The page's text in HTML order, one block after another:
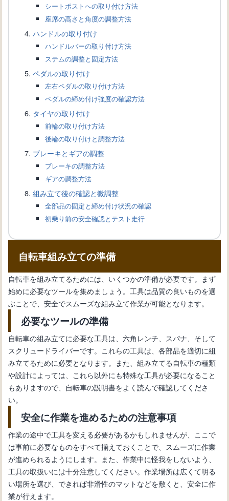
ロードバイク初心者必見！選び方のポ
イントとおすすめモデル
ピストバイク初心者ガイド：入門から
上級技術まで
サイクリング初心者ガイド：基礎知識
から楽しみ方まで
シートポストへの取り付け方法
座席の高さと角度の調整方法
ハンドルの取り付け
ハンドルバーの取り付け方法
ステムの調整と固定方法
ペダルの取り付け
左右ペダルの取り付け方法
ペダルの締め付け強度の確認方法
タイヤの取り付け
前輪の取り付け方法
後輪の取り付けと調整方法
ブレーキとギアの調整
ブレーキの調整方法
ギアの調整方法
組み立て後の確認と微調整
全部品の固定と締め付け状況の確認
初乗り前の安全確認とテスト走行
自転車組み立ての準備
自転車を組み立てるためには、いくつかの準備が必要です。まず
始めに必要なツールを集めましょう。工具は品質の良いものを選
ぶことで、安全でスムーズな組み立て作業が可能となります。
必要なツールの準備
自転車の組み立てに必要な工具は、六角レンチ、スパナ、そして
スクリュードライバーです。これらの工具は、各部品を適切に組
み立てるために必要となります。また、組み立てる自転車の種類
や設計によっては、これら以外にも特殊な工具が必要になること
もありますので、自転車の説明書をよく読んで確認してくださ
い。
安全に作業を進めるための注意事項
作業の途中で工具を変える必要があるかもしれませんが、ここで
は事前に必要なものをすべて揃えておくことで、スムーズに作業
が進められるようにします。また、作業中に怪我をしないよう、
工具の取扱いには十分注意してください。作業場所は広くて明る
い場所を選び、できれば非滑性のマットなどを敷くと、安全に作
業が行えます。